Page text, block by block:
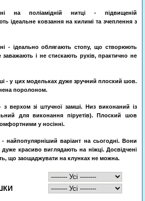
на поліамідній нитці - підвищеній
ідеальне ковзання на килимі та зчеплення з
- ідеально облягають стопу, що створюють
заважають і не стискають рухів, практично не
- у цих модельках дуже зручний плоский шов.
поролоном.
з верхом зі штучної замші. Низ виконаний із
для виконання піруетів). Плоский шов
у носінні.
найпопулярніший варіант на сьогодні. Вони
красиво виглядають на ніжці. Досвідчені
що заощаджувати на клунках не можна.